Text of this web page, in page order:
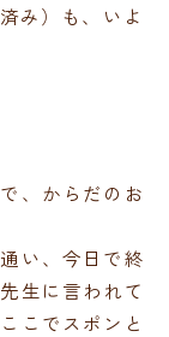
み）も、いよ
、からだのお
い、今日で終
生に言われて
こでスポンと